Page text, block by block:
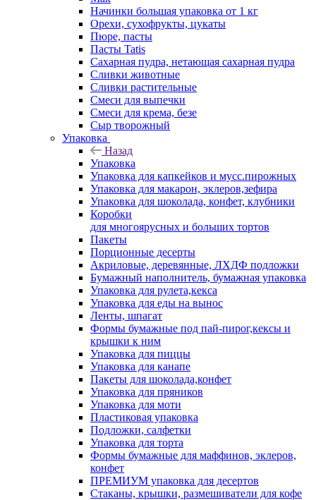
Начинки большая упаковка от 1 кг
Орехи, сухофрукты, цукаты
Пюре, пасты
Пасты Tatis
Сахарная пудра, нетающая сахарная пудра
Сливки животные
Сливки растительные
Смеси для выпечки
Смеси для крема, безе
Сыр творожный
Упаковка
Назад
Упаковка
Упаковка для капкейков и мусс.пирожных
Упаковка для макарон, эклеров,зефира
Упаковка для шоколада, конфет, клубники
Коробки
для многоярусных и больших тортов
Пакеты
Порционные десерты
Акриловые, деревянные, ЛХДФ подложки
Бумажный наполнитель, бумажная упаковка
Упаковка для рулета,кекса
Упаковка для еды на вынос
Ленты, шпагат
Формы бумажные под пай-пирог,кексы и
крышки к ним
Упаковка для пиццы
Упаковка для канапе
Пакеты для шоколада,конфет
Упаковка для пряников
Упаковка для моти
Пластиковая упаковка
Подложки, салфетки
Упаковка для торта
Формы бумажные для маффинов, эклеров,
конфет
ПРЕМИУМ упаковка для десертов
Стаканы, крышки, размешиватели для кофе